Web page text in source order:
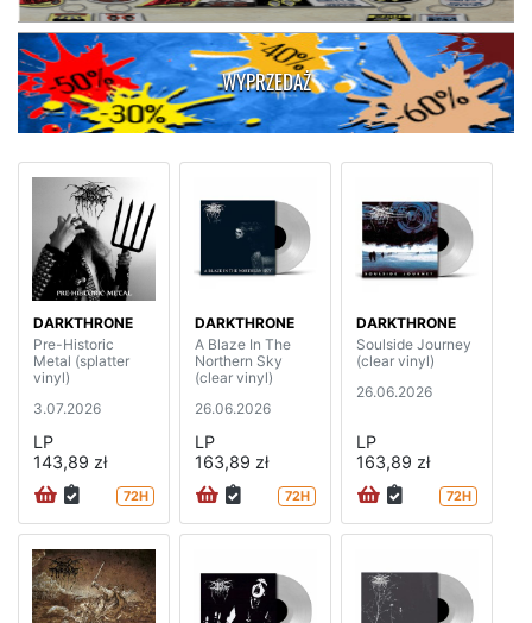
WYPRZEDAŻ
DARKTHRONE
Pre-Historic
Metal (splatter
vinyl)
3.07.2026
LP
143,89 zł
72H
DARKTHRONE
A Blaze In The
Northern Sky
(clear vinyl)
26.06.2026
LP
163,89 zł
72H
DARKTHRONE
Soulside Journey
(clear vinyl)
26.06.2026
LP
163,89 zł
72H